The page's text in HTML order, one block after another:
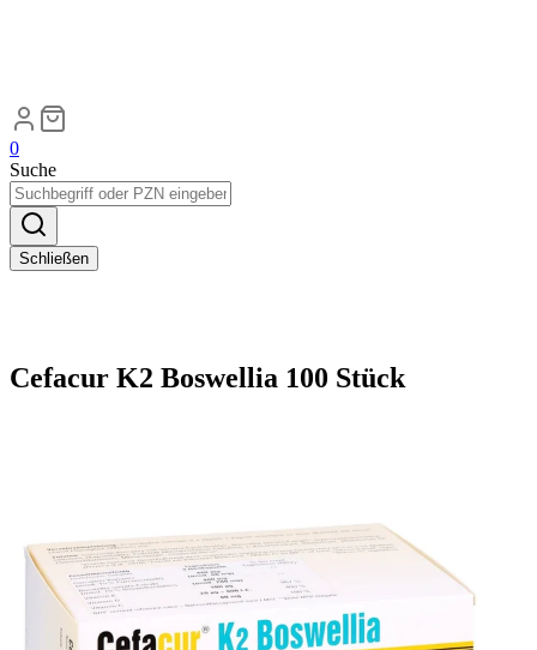
0
Suche
Schließen
Cefacur K2 Boswellia 100 Stück